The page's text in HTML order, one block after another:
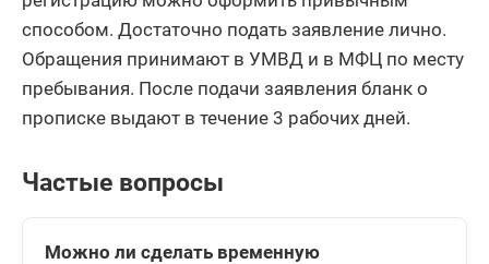
способом. Достаточно подать заявление лично.
Обращения принимают в УМВД и в МФЦ по месту
пребывания. После подачи заявления бланк о
прописке выдают в течение 3 рабочих дней.
Частые вопросы
Можно ли сделать временную